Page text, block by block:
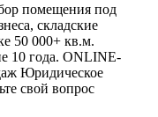
помещения под
складские
50 000+ кв.м.
10 года. ONLINE-
Юридическое
свой вопрос